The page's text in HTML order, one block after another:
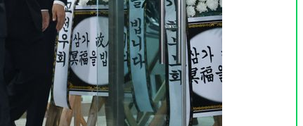
3
“21세기 고려장인가”…정부 세제개편안
에 원성 폭발
국민 75.6% "탈영 의혹 안규백 장관 사퇴
해야"…천하람 "병적기록 즉각 공개하라"
​"정청래 당선이 차라리 낫다?"…국민의힘
내부서 나오는 이색 셈법